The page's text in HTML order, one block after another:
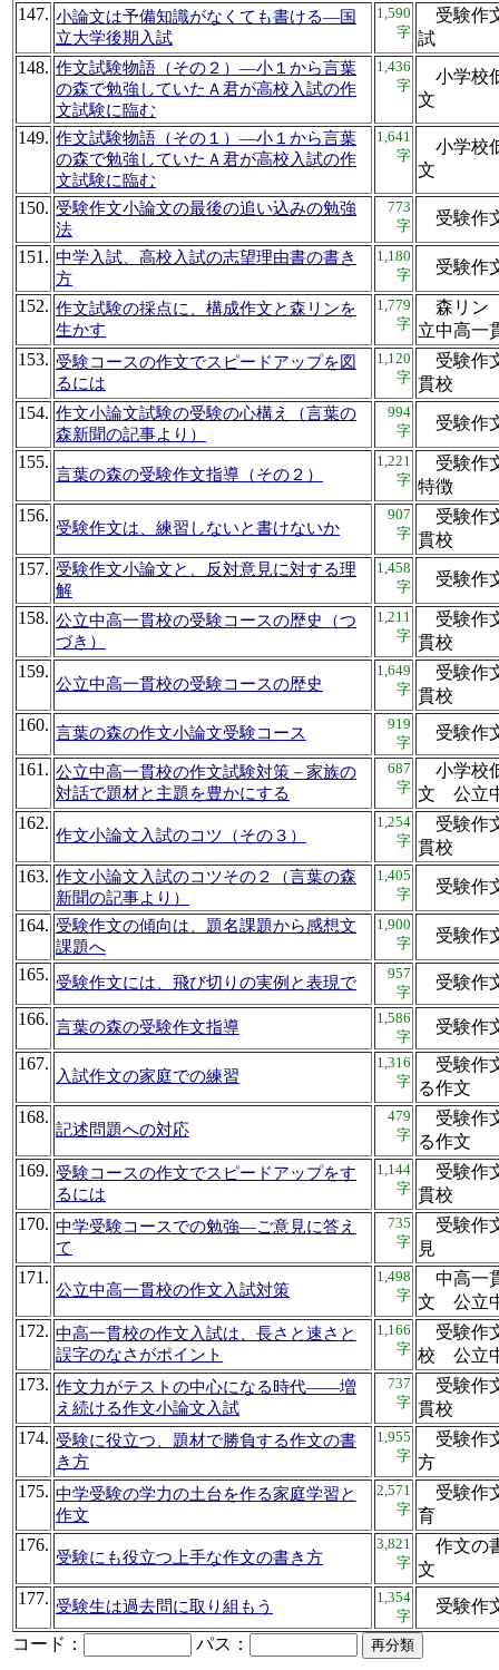
147. 小論文は予備知識がなくても書ける―国
立大学後期入試
1,590
字
受験作
試
148. 作文試験物語（その２）―小１から言葉
の森で勉強していたＡ君が高校入試の作
文試験に臨む
1,436
字
小学校
文
149. 作文試験物語（その１）―小１から言葉
の森で勉強していたＡ君が高校入試の作
文試験に臨む
1,641
字
小学校
文
150. 受験作文小論文の最後の追い込みの勉強
法
773
字
受験
151. 中学入試、高校入試の志望理由書の書き
方
1,180
字
受験
152. 作文試験の採点に、構成作文と森リンを
生かす
1,779
字
森リン
立中高
153. 受験コースの作文でスピードアップを図
るには
1,120
字
受験作
貫校
154. 作文小論文試験の受験の心構え（言葉の
森新聞の記事より）
994
字
受験
155.
言葉の森の受験作文指導（その２）
1,221
字
受験作
特徴
156.
受験作文は、練習しないと書けないか
907
字
受験作
貫校
157. 受験作文小論文と、反対意見に対する理
解
1,458
字
受験
158. 公立中高一貫校の受験コースの歴史（つ
づき）
1,211
字
受験作
貫校
159.
公立中高一貫校の受験コースの歴史
1,649
字
受験作
貫校
160. 言葉の森の作文小論文受験コース
919
字
受験
161. 公立中高一貫校の作文試験対策－家族の
対話で題材と主題を豊かにする
687
字
小学校
文 公
162.
作文小論文入試のコツ（その３）
1,254
字
受験作
貫校
163. 作文小論文入試のコツその２（言葉の森
新聞の記事より）
1,405
字
受験
164. 受験作文の傾向は、題名課題から感想文
課題へ
1,900
字
受験
165. 受験作文には、飛び切りの実例と表現で
957
字
受験
166. 言葉の森の受験作文指導
1,586
字
受験
167.
入試作文の家庭での練習
1,316
字
受験作
る作
168.
記述問題への対応
479
字
受験作
る作
169. 受験コースの作文でスピードアップをす
るには
1,144
字
受験作
貫校
170. 中学受験コースでの勉強―ご意見に答え
て
735
字
受験作
見
171.
公立中高一貫校の作文入試対策
1,498
字
中高一
文 公
172. 中高一貫校の作文入試は、長さと速さと
誤字のなさがポイント
1,166
字
受験作
校 公
173. 作文力がテストの中心になる時代——増
え続ける作文小論文入試
737
字
受験作
貫校
174. 受験に役立つ、題材で勝負する作文の書
き方
1,955
字
受験作
方
175. 中学受験の学力の土台を作る家庭学習と
作文
2,571
字
受験作
育
176.
受験にも役立つ上手な作文の書き方
3,821
字
作文の
文
177. 受験生は過去問に取り組もう
1,354
字
受験
コード：
パス：